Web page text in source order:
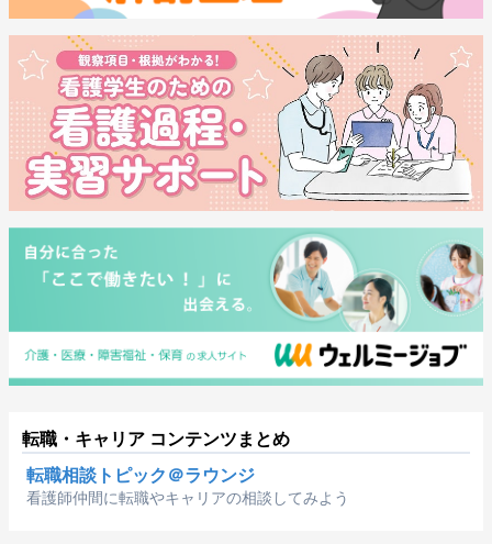
転職・キャリア コンテンツまとめ
転職相談トピック＠ラウンジ
看護師仲間に転職やキャリアの相談してみよう